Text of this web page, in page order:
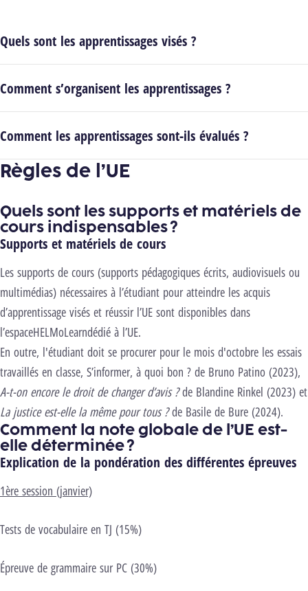
Quels sont les apprentissages visés ?
Comment s’organisent les apprentissages ?
Comment les apprentissages sont-ils évalués ?
Règles de l’UE
Quels sont les supports et matériels de
cours indispensables ?
Supports et matériels de cours
Les supports de cours (supports pédagogiques écrits, audiovisuels ou
multimédias) nécessaires à l’étudiant pour atteindre les acquis
d’apprentissage visés et réussir l’UE sont disponibles dans
l’espaceHELMoLearndédié à l’UE.
En outre, l'étudiant doit se procurer pour le mois d'octobre les essais
travaillés en classe, S’informer, à quoi bon ? de Bruno Patino (2023),
A-t-on encore le droit de changer d’avis ?de Blandine Rinkel (2023) et
La justice est-elle la même pour tous ?de Basile de Bure (2024).
Comment la note globale de l’UE est-
elle déterminée ?
Explication de la pondération des différentes épreuves
1ère session (janvier)
Tests de vocabulaire en TJ (15%)
Épreuve de grammaire sur PC (30%)